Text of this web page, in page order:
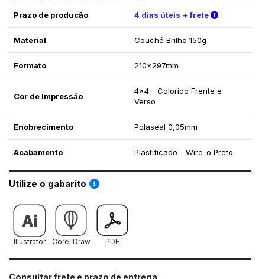
Prazo de produção 4 dias úteis + frete Verifique
Material Couché Brilho 150g
Formato 210x297mm
Cor de Impressão
4x4 - Colorido Frente e
Verso
Enobrecimento Polaseal 0,05mm
Acabamento Plastificado - Wire-o Preto
Utilize o gabarito Saiba como utilizar os nossos gabaritos
Illustrator Corel Draw PDF